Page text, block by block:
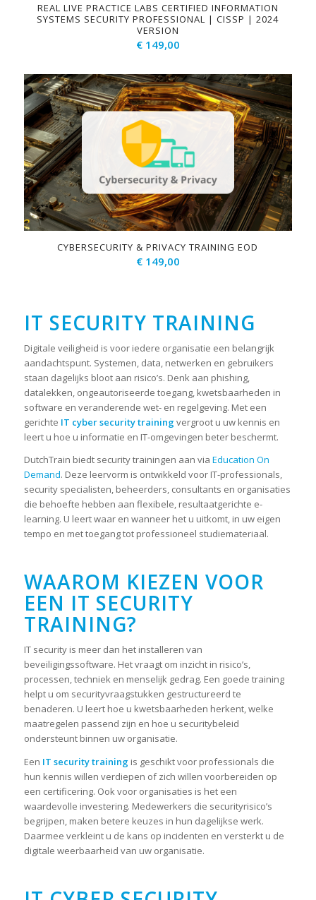
REAL LIVE PRACTICE LABS CERTIFIED INFORMATION
SYSTEMS SECURITY PROFESSIONAL | CISSP | 2024
VERSION
€149,00
CYBERSECURITY & PRIVACY TRAINING EOD
€149,00
IT SECURITY TRAINING
Digitale veiligheid is voor iedere organisatie een belangrijk
aandachtspunt. Systemen, data, netwerken en gebruikers
staan dagelijks bloot aan risico’s. Denk aan phishing,
datalekken, ongeautoriseerde toegang, kwetsbaarheden in
software en veranderende wet- en regelgeving. Met een
gerichte IT cyber security trainingvergroot u uw kennis en
leert u hoe u informatie en IT-omgevingen beter beschermt.
DutchTrain biedt security trainingen aan via Education On
Demand. Deze leervorm is ontwikkeld voor IT-professionals,
security specialisten, beheerders, consultants en organisaties
die behoefte hebben aan flexibele, resultaatgerichte e-
learning. U leert waar en wanneer het u uitkomt, in uw eigen
tempo en met toegang tot professioneel studiemateriaal.
WAAROM KIEZEN VOOR
EEN IT SECURITY
TRAINING?
IT security is meer dan het installeren van
beveiligingssoftware. Het vraagt om inzicht in risico’s,
processen, techniek en menselijk gedrag. Een goede training
helpt u om securityvraagstukken gestructureerd te
benaderen. U leert hoe u kwetsbaarheden herkent, welke
maatregelen passend zijn en hoe u securitybeleid
ondersteunt binnen uw organisatie.
Een IT security trainingis geschikt voor professionals die
hun kennis willen verdiepen of zich willen voorbereiden op
een certificering. Ook voor organisaties is het een
waardevolle investering. Medewerkers die securityrisico’s
begrijpen, maken betere keuzes in hun dagelijkse werk.
Daarmee verkleint u de kans op incidenten en versterkt u de
digitale weerbaarheid van uw organisatie.